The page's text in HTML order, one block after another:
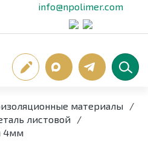
info@npolimer.com
материалы
/
листовой
/
4мм